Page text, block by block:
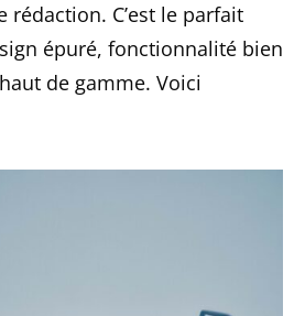
rédaction. C’est le parfait
épuré, fonctionnalité bien
de gamme. Voici